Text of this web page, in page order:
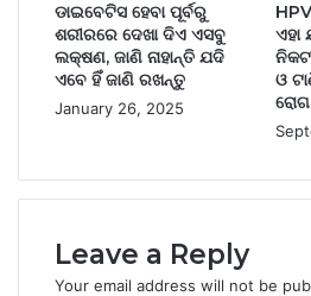
ଡାଇବେଟିସ ହେବା ପୂର୍ବରୁ
ଶରୀରରେ ଦେଖା ଦିଏ ଏସବୁ
ଲକ୍ଷଣ, ଜାଣି ନାହାନ୍ତି ଯଦି
ଏବେ ହିଁ ଜାଣି ରଖନ୍ତୁ
January 26, 2025
ଏହା
ଓ
Leave a Reply
Your email address will not be